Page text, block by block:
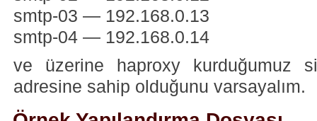
smtp-03 — 192.168.0.13
smtp-04 — 192.168.0.14
ve üzerine haproxy kurduğumuz
adresine sahip olduğunu varsayalım.